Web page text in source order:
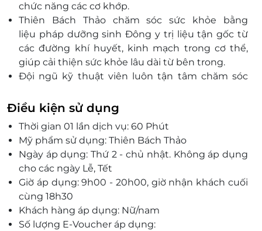
chức năng các cơ khớp.
Thiên Bách Thảo chăm sóc sức khỏe bằng
liệu pháp dưỡng sinh Đông y trị liệu tận gốc từ
các đường khí huyết, kinh mạch trong cơ thể,
giúp cải thiện sức khỏe lâu dài từ bên trong.
Đội ngũ kỹ thuật viên luôn tận tâm chăm sóc
những trải nghiệm tuyệt vời nhất.
Điều kiện sử dụng
Thời gian 01 lần dịch vụ: 60 Phút
Mỹ phẩm sử dụng: Thiên Bách Thảo
Ngày áp dụng: Thứ 2 - chủ nhật. Không áp dụng
cho các ngày Lễ, Tết
Giờ áp dụng: 9h00 - 20h00, giờ nhận khách cuối
cùng 18h30
Khách hàng áp dụng: Nữ/nam
Số lượng E-Voucher áp dụng: